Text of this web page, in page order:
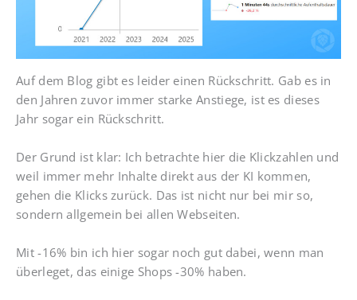
Auf dem Blog gibt es leider einen Rückschritt. Gab es in
den Jahren zuvor immer starke Anstiege, ist es dieses
Jahr sogar ein Rückschritt.
Der Grund ist klar: Ich betrachte hier die Klickzahlen und
weil immer mehr Inhalte direkt aus der KI kommen,
gehen die Klicks zurück. Das ist nicht nur bei mir so,
sondern allgemein bei allen Webseiten.
Mit -16% bin ich hier sogar noch gut dabei, wenn man
überleget, das einige Shops -30% haben.